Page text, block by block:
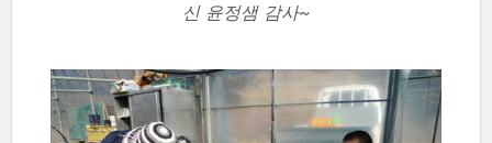
신 윤정샘 감사~